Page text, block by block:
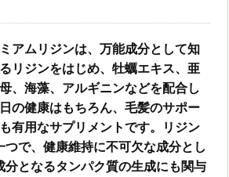
アムリジンは、万能成分として知
リジンをはじめ、牡蠣エキス、亜
、海藻、アルギニンなどを配合し
の健康はもちろん、毛髪のサポー
も有用なサプリメントです。リジン
つで、健康維持に不可欠な成分とし
分となるタンパク質の生成にも関与